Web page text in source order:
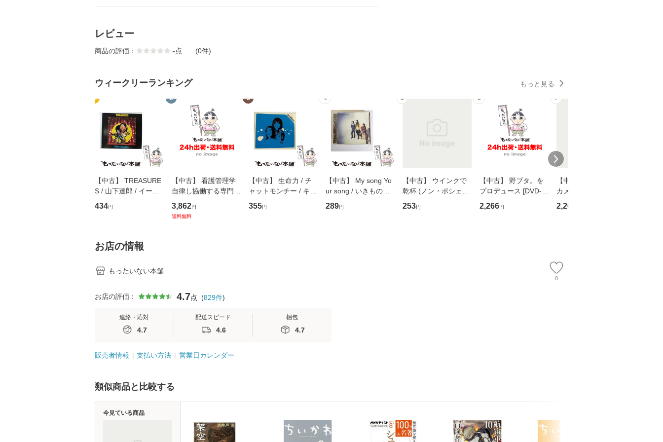
レビュー
商品の評価： -点 (0件)
ウィークリーランキング もっと見る
1
【中古】 TREASURE
S / 山下達郎 / イース
トウエスト・ジャパン
[CD]【メール便送料無
434円
2
【中古】 看護管理学
自律し協働する専門職
の看護マネジメントス
キル 改訂第3版 (看護
3,862円
送料無料
3
【中古】 生命力 / チ
ャットモンチー / キュ
ーンレコード [CD]
【メール便送料無料】
355円
4
【中古】 My song Yo
ur song / いきものが
かり / [CD]【メール便
送料無料】
289円
5
【中古】 ウインクで
乾杯 (ノン・ポシェッ
ト) / 東野圭吾 / 祥伝
社 [文庫]【メール便送
253円
6
【中古】 野ブタ。を
プロデュース [DVD-B
OX] / バップ [DVD]
【メール便送料無料】
2,266円
7
【中古】 明日なき森
カメムシ先生が熊野で
語る / 熊野の森ネット
ワークいちいがしの
2,266
お店の情報
もったいない本舗
0
お店の評価： 4.7点 (829件)
連絡・応対
4.7
配送スピード
4.6
梱包
4.7
販売者情報 支払い方法 営業日カレンダー
類似商品と比較する
今見ている商品